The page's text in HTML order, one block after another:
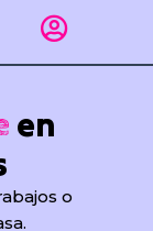
en
o